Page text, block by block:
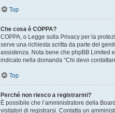
Top
Che cosa è COPPA?
COPPA, o Legge sulla Privacy per la
serve una richiesta scritta da parte del
assistenza. Nota bene che phpBB Limited
indicato nella domanda “Chi devo
Top
Perché non riesco a registrarmi?
È possibile che l’amministratore della
visitatori di registrarsi. Contatta un